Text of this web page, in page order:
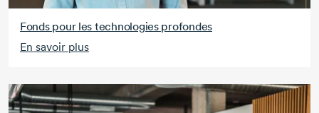
Fonds pour les technologies profondes
En savoir plus